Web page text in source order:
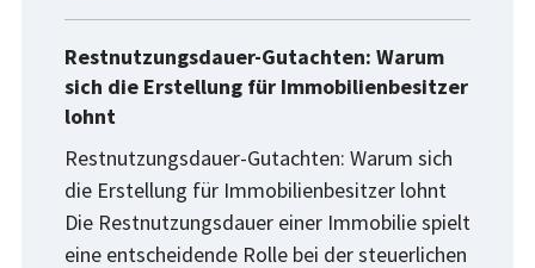
Restnutzungsdauer-Gutachten: Warum
sich die Erstellung für Immobilienbesitzer
lohnt
Restnutzungsdauer-Gutachten: Warum sich
die Erstellung für Immobilienbesitzer lohnt
Die Restnutzungsdauer einer Immobilie spielt
eine entscheidende Rolle bei der steuerlichen